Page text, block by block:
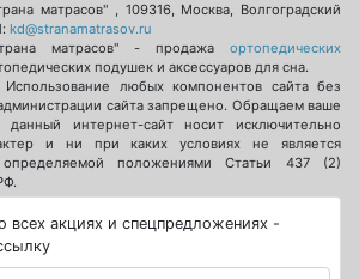
матрасов" , 109316, Москва, Волгоградский
kd@stranamatrasov.ru
матрасов" - продажа ортопедических
подушек и аксессуаров для сна.
любых компонентов сайта без
сайта запрещено. Обращаем ваше
интернет-сайт носит исключительно
и ни при каких условиях не является
положениями Статьи 437 (2)
всех акциях и спецпредложениях -